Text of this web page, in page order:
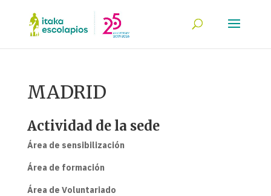
MADRID
Actividad de la sede
Área de sensibilización
Área de formación
Área de Voluntariado